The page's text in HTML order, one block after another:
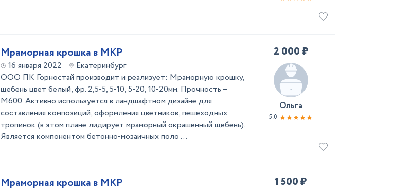
Мраморная крошка в МКР
16 января 2022
Екатеринбург
ООО ПК Горностай производит и реализует: Мраморную крошку,
щебень цвет белый, фр. 2,5-5, 5-10, 5-20, 10-20мм. Прочность –
М600. Активно используется в ландшафтном дизайне для
составления композиций, оформления цветников, пешеходных
тропинок (в этом плане лидирует мраморный окрашенный щебень).
Является компонентом бетонно-мозаичных поло ...
2 000 ₽
Ольга
5.0
Мраморная крошка в МКР 1 500 ₽